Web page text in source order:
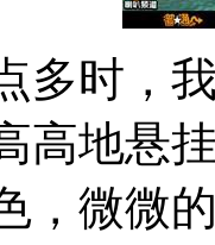
多时，
高地悬
，微微